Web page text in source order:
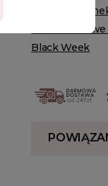
Kolory
Black Week